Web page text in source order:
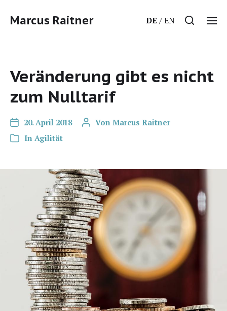
Marcus Raitner DE EN
Veränderung gibt es nicht
zum Nulltarif
20. April 2018 Von Marcus Raitner
In Agilität